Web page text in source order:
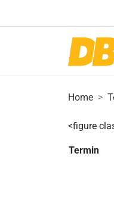
Home
<figure
Termin